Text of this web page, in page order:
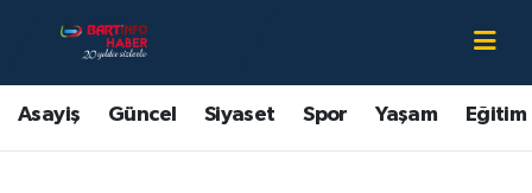
Asayiş Güncel Siyaset Spor Yaşam Eğitim
Asayiş
Bartın Hakkında
Bartın Nöbetçi Eczaneler
Bartın Hava Durumu